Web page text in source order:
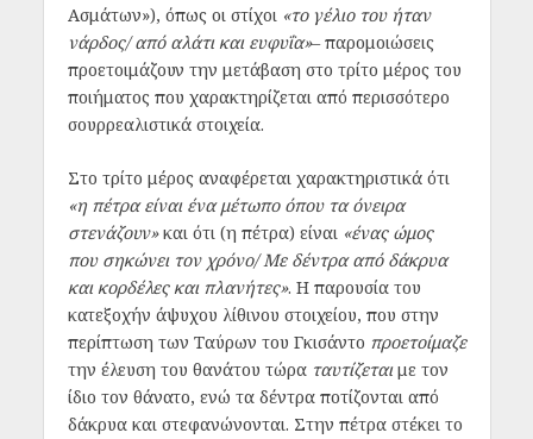
Ασμάτων»), όπως οι στίχοι «το γέλιο του ήταν
νάρδος/ από αλάτι και ευφυΐα»– παρομοιώσεις
προετοιμάζουν την μετάβαση στο τρίτο μέρος του
ποιήματος που χαρακτηρίζεται από περισσότερο
σουρρεαλιστικά στοιχεία.
Στο τρίτο μέρος αναφέρεται χαρακτηριστικά ότι
«η πέτρα είναι ένα μέτωπο όπου τα όνειρα
στενάζουν»και ότι (η πέτρα) είναι «ένας ώμος
που σηκώνει τον χρόνο/ Με δέντρα από δάκρυα
και κορδέλες και πλανήτες». Η παρουσία του
κατεξοχήν άψυχου λίθινου στοιχείου, που στην
περίπτωση των Ταύρων του Γκισάντο προετοίμαζε
την έλευση του θανάτου τώρα ταυτίζεταιμε τον
ίδιο τον θάνατο, ενώ τα δέντρα ποτίζονται από
δάκρυα και στεφανώνονται. Στην πέτρα στέκει το